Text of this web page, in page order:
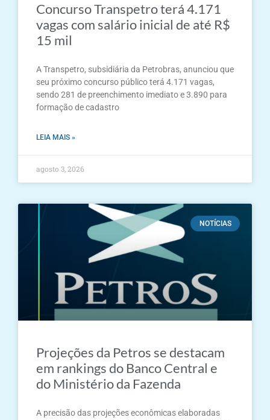
Concurso Transpetro terá 4.171
vagas com salário inicial de até R$
15 mil
A Transpetro, subsidiária da Petrobras, anunciou que
seu próximo concurso público terá 4.171 vagas,
sendo 281 de preenchimento imediato e 3.890 para
formação de cadastro
LEIA MAIS »
agosto 3, 2026
NOTÍCIAS
Projeções da Petros se destacam
em rankings do Banco Central e
do Ministério da Fazenda
A precisão das projeções econômicas elaboradas